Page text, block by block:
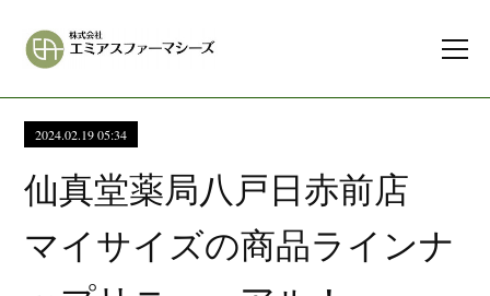
2024.02.19 05:34
仙真堂薬局八戸日赤前店
マイサイズの商品ラインナ